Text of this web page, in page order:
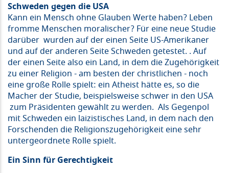
Schweden gegen die USA
Kann ein Mensch ohne Glauben Werte haben? Leben
fromme Menschen moralischer? Für eine neue Studie
darüber wurden auf der einen Seite US-Amerikaner
und auf der anderen Seite Schweden getestet. . Auf
der einen Seite also ein Land, in dem die Zugehörigkeit
zu einer Religion - am besten der christlichen - noch
eine große Rolle spielt: ein Atheist hätte es, so die
Macher der Studie, beispielsweise schwer in den USA
zum Präsidenten gewählt zu werden. Als Gegenpol
mit Schweden ein laizistisches Land, in dem nach den
Forschenden die Religionszugehörigkeit eine sehr
untergeordnete Rolle spielt.
Ein Sinn für Gerechtigkeit